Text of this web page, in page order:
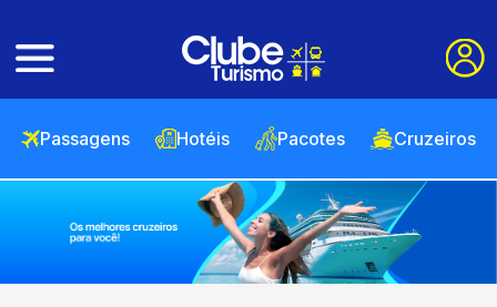
Passagens Hotéis Pacotes Cruzeiros